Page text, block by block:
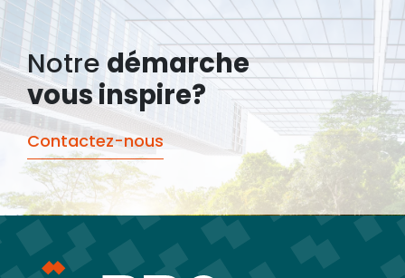
Notre démarche
vous inspire?
Contactez-nous